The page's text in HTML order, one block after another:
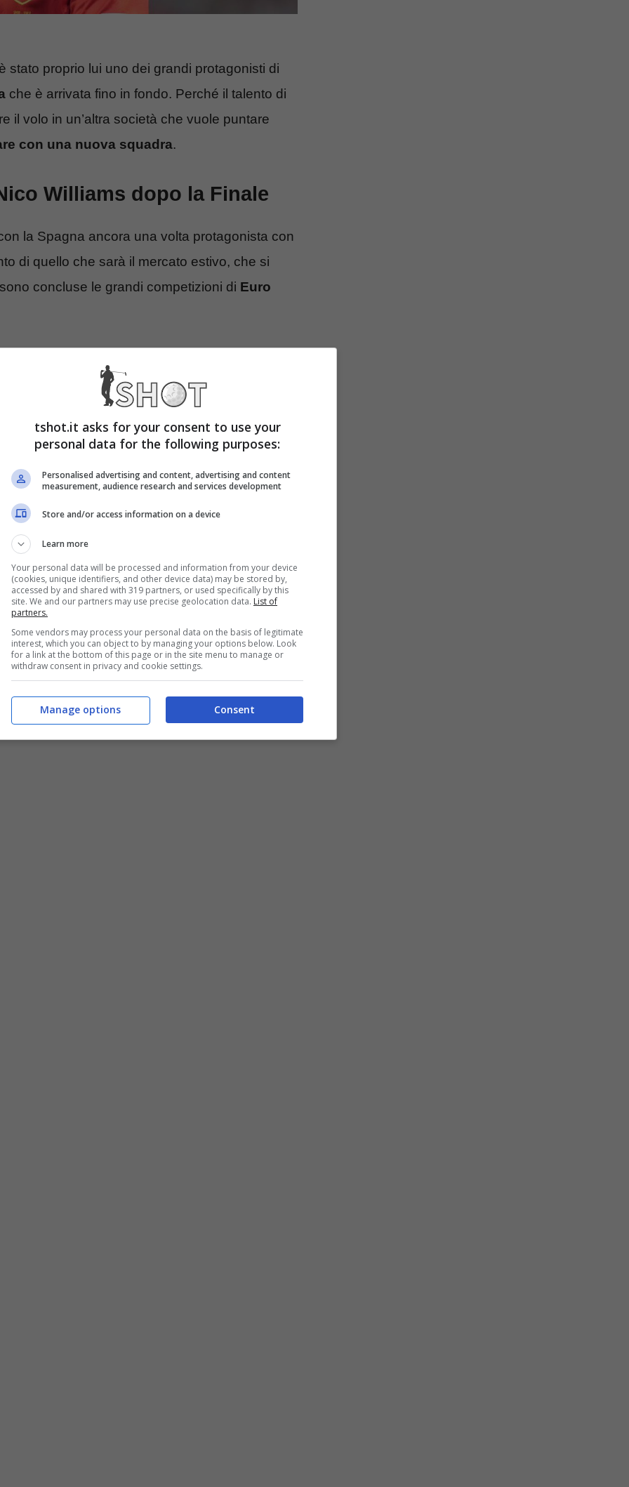
stato proprio lui uno dei grandi protagonisti di
che è arrivata fino in fondo. Perché il talento di
il volo in un’altra società che vuole puntare
con una nuova squadra.
Williams dopo la Finale
la Spagna ancora una volta protagonista con
di quello che sarà il mercato estivo, che si
concluse le grandi competizioni di Euro
ora la possibilità di
Monaco e Barcellona che hanno intenzione di
approdare definitivamente in un nuovo club.
in queste ore, dopo la vittoria dellaSpagnadi
estivo e ci sono delle novità molto importanti
destinazione di
al giocatore di fare il salto di qualità
lui che è stato uno dei veri protagonisti
pronto a firmare. Adesso può partire per60
rescissoria
tshot.it asks for your consent to use your
personal data for the following purposes:
Personalised advertising and content, advertising and content
measurement, audience research and services development
Store and/or access information on a device
Learn more
Your personal data will be processed and information from your device
(cookies, unique identifiers, and other device data) may be stored by,
accessed by and shared with 319 partners, or used specifically by this
site. We and our partners may use precise geolocation data. List of
partners.
Some vendors may process your personal data on the basis of legitimate
interest, which you can object to by managing your options below. Look
for a link at the bottom of this page or in the site menu to manage or
withdraw consent in privacy and cookie settings.
Consent
Manage options